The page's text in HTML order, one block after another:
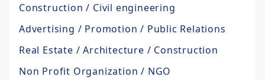
Construction / Civil engineering
Advertising / Promotion / Public Relations
Real Estate / Architecture / Construction
Non Profit Organization / NGO